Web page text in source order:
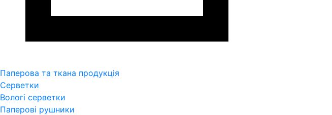
Паперова та ткана продукція
Серветки
Вологі серветки
Паперові рушники